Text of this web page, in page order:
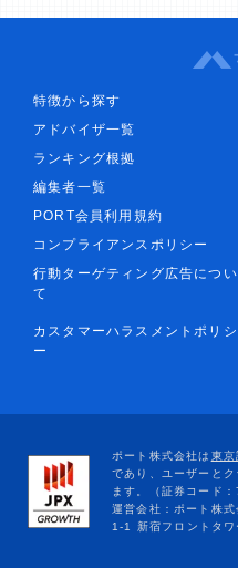
特徴から探す
アドバイザ一覧
ランキング根拠
編集者一覧
PORT会員利用規約
コンプライアンスポリシー
行動ターゲティング広告につい
て
カスタマーハラスメントポリシ
ー